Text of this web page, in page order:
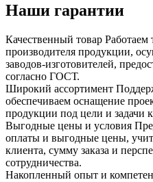
Наши гарантии
Качественный товар Работаем
производителя продукции,
заводов-изготовителей,
согласно ГОСТ.
Широкий ассортимент
обеспечиваем оснащение
продукции под цели и задачи
Выгодные цены и условия
оплаты и выгодные цены,
клиента, сумму заказа и
сотрудничества.
Накопленный опыт и